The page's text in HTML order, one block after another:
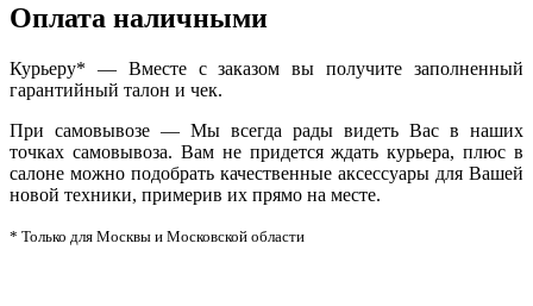
Оплата наличными
Курьеру* — Вместе с заказом вы получите заполненный
гарантийный талон и чек.
При самовывозе — Мы всегда рады видеть Вас в наших
точках самовывоза. Вам не придется ждать курьера, плюс в
салоне можно подобрать качественные аксессуары для Вашей
новой техники, примерив их прямо на месте.
* Только для Москвы и Московской области